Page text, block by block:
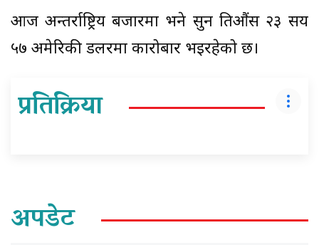
आज अन्तर्राष्ट्रिय बजारमा भने सुन प्रतिऔंस २३ सय
५७ अमेरिकी डलरमा कारोबार भइरहेको छ।
प्रतिक्रिया
अपडेट